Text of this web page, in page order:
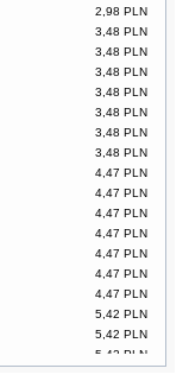
2,98 PLN
3,48 PLN
3,48 PLN
3,48 PLN
3,48 PLN
3,48 PLN
3,48 PLN
3,48 PLN
4,47 PLN
4,47 PLN
4,47 PLN
4,47 PLN
4,47 PLN
4,47 PLN
4,47 PLN
5,42 PLN
5,42 PLN
5,42 PLN